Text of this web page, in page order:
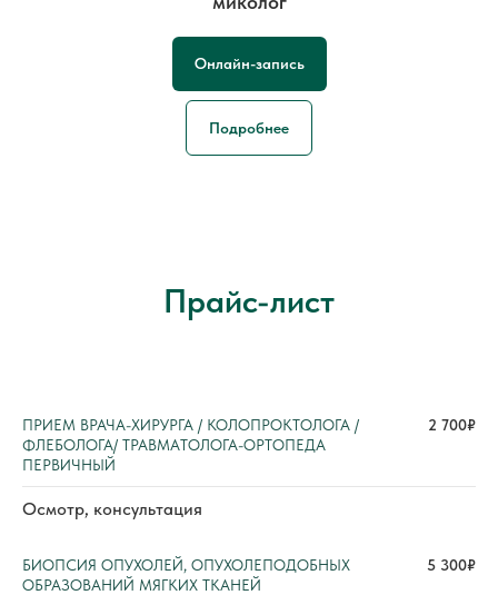
Онлайн-запись
Подробнее
Прайс-лист
ПРИЕМ ВРАЧА-ХИРУРГА / КОЛОПРОКТОЛОГА /
ФЛЕБОЛОГА/ ТРАВМАТОЛОГА-ОРТОПЕДА
ПЕРВИЧНЫЙ
2 700₽
Осмотр, консультация
БИОПСИЯ ОПУХОЛЕЙ, ОПУХОЛЕПОДОБНЫХ
ОБРАЗОВАНИЙ МЯГКИХ ТКАНЕЙ
5 300₽